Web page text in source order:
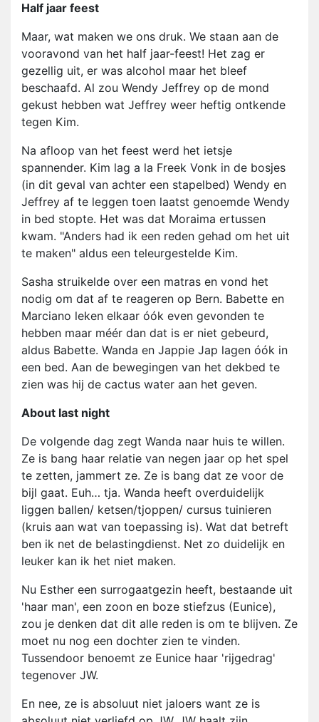
Half jaar feest
Maar, wat maken we ons druk. We staan aan de
vooravond van het half jaar-feest! Het zag er
gezellig uit, er was alcohol maar het bleef
beschaafd. Al zou Wendy Jeffrey op de mond
gekust hebben wat Jeffrey weer heftig ontkende
tegen Kim.
Na afloop van het feest werd het ietsje
spannender. Kim lag a la Freek Vonk in de bosjes
(in dit geval van achter een stapelbed) Wendy en
Jeffrey af te leggen toen laatst genoemde Wendy
in bed stopte. Het was dat Moraima ertussen
kwam. "Anders had ik een reden gehad om het uit
te maken" aldus een teleurgestelde Kim.
Sasha struikelde over een matras en vond het
nodig om dat af te reageren op Bern. Babette en
Marciano leken elkaar óók even gevonden te
hebben maar méér dan dat is er niet gebeurd,
aldus Babette. Wanda en Jappie Jap lagen óók in
een bed. Aan de bewegingen van het dekbed te
zien was hij de cactus water aan het geven.
About last night
De volgende dag zegt Wanda naar huis te willen.
Ze is bang haar relatie van negen jaar op het spel
te zetten, jammert ze. Ze is bang dat ze voor de
bijl gaat. Euh… tja. Wanda heeft overduidelijk
liggen ballen/ ketsen/tjoppen/ cursus tuinieren
(kruis aan wat van toepassing is). Wat dat betreft
ben ik net de belastingdienst. Net zo duidelijk en
leuker kan ik het niet maken.
Nu Esther een surrogaatgezin heeft, bestaande uit
'haar man', een zoon en boze stiefzus (Eunice),
zou je denken dat dit alle reden is om te blijven. Ze
moet nu nog een dochter zien te vinden.
Tussendoor benoemt ze Eunice haar 'rijgedrag'
tegenover JW.
En nee, ze is absoluut niet jaloers want ze is